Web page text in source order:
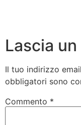
Lascia
Il tuo indirizzo
obbligatori sono
Commento *